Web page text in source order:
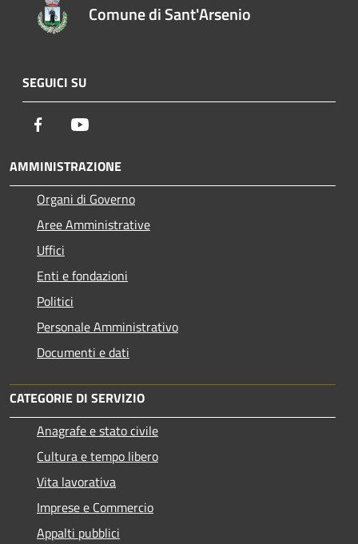
Comune di Sant'Arsenio
SEGUICI SU
Facebook
AMMINISTRAZIONE
Organi di Governo
Aree Amministrative
Uffici
Enti e fondazioni
Politici
Personale Amministrativo
Documenti e dati
CATEGORIE DI SERVIZIO
Anagrafe e stato civile
Cultura e tempo libero
Vita lavorativa
Imprese e Commercio
Appalti pubblici